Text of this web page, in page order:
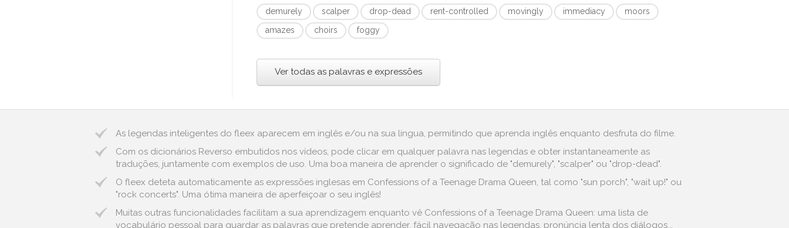
demurely scalper drop-dead rent-controlled movingly immediacy
moors
amazes
choirs foggy
Ver todas as palavras e expressões
As legendas inteligentes do fleex aparecem em inglês e/ou na sua língua, permitindo que aprenda inglês enquanto desfruta do filme.
Com os dicionários Reverso embutidos nos vídeos, pode clicar em qualquer palavra nas legendas e obter instantaneamente as
traduções, juntamente com exemplos de uso. Uma boa maneira de aprender o significado de "demurely", "scalper" ou "drop-dead".
O fleex deteta automaticamente as expressões inglesas em Confessions of a Teenage Drama Queen, tal como "sun porch", "wait up!" ou
"rock concerts". Uma ótima maneira de aperfeiçoar o seu inglês!
Muitas outras funcionalidades facilitam a sua aprendizagem enquanto vê Confessions of a Teenage Drama Queen: uma lista de
vocabulário pessoal para guardar as palavras que pretende aprender, fácil navegação nas legendas, pronúncia lenta dos diálogos...